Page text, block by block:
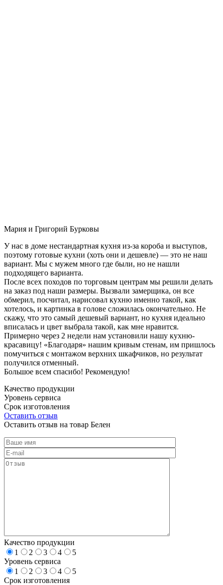
Мария и Григорий Бурковы
У нас в доме нестандартная кухня из-за короба и выступов,
поэтому готовые кухни (хоть они и дешевле) — это не наш
вариант. Мы с мужем много где были, но не нашли
подходящего варианта.
После всех походов по торговым центрам мы решили делать
на заказ под наши размеры. Вызвали замерщика, он все
обмерил, посчитал, нарисовал кухню именно такой, как
хотелось, и картинка в голове сложилась окончательно. Не
скажу, что это самый дешевый вариант, но кухня идеально
вписалась и цвет выбрала такой, как мне нравится.
Примерно через 2 недели нам установили нашу кухню-
красавицу! «Благодаря» нашим кривым стенам, им пришлось
помучиться с монтажом верхних шкафчиков, но результат
получился отменный.
Большое всем спасибо! Рекомендую!
Качество продукции
Уровень сервиса
Срок изготовления
Оставить отзыв
Оставить отзыв на товар Белен
Качество продукции
1
2 3 4
5
Уровень сервиса
1
2 3 4
5
Срок изготовления